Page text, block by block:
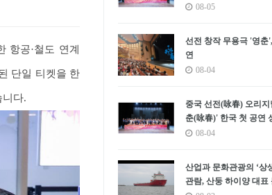
항공·철도 연계
단일 티켓을 한
니다.
Chapter for China-
08-05
선전 창작 무용극 '영춘
연
08-04
중국 선전(咏春) 오리
춘(咏春)' 한국 첫 공연
08-04
산업과 문화관광의 ‘상
관람, 산둥 하이양 대표